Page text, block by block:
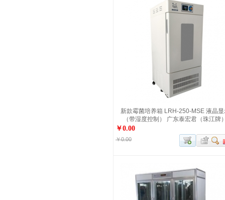
新款霉菌培养箱 LRH-250-MSE 液晶显
（带湿度控制） 广东泰宏君（珠江牌
￥0.00
￥0.00